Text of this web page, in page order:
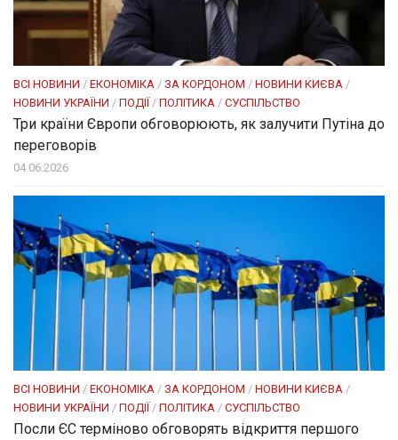
ВСІ НОВИНИ / ЕКОНОМІКА / ЗА КОРДОНОМ / НОВИНИ КИЄВА /
НОВИНИ УКРАЇНИ / ПОДІЇ/ ПОЛІТИКА / СУСПІЛЬСТВО
Три країни Європи обговорюють, як залучити Путіна до
переговорів
04.06.2026
ВСІ НОВИНИ / ЕКОНОМІКА / ЗА КОРДОНОМ / НОВИНИ КИЄВА /
НОВИНИ УКРАЇНИ / ПОДІЇ/ ПОЛІТИКА / СУСПІЛЬСТВО
Посли ЄC терміново обговорять відкриття першого